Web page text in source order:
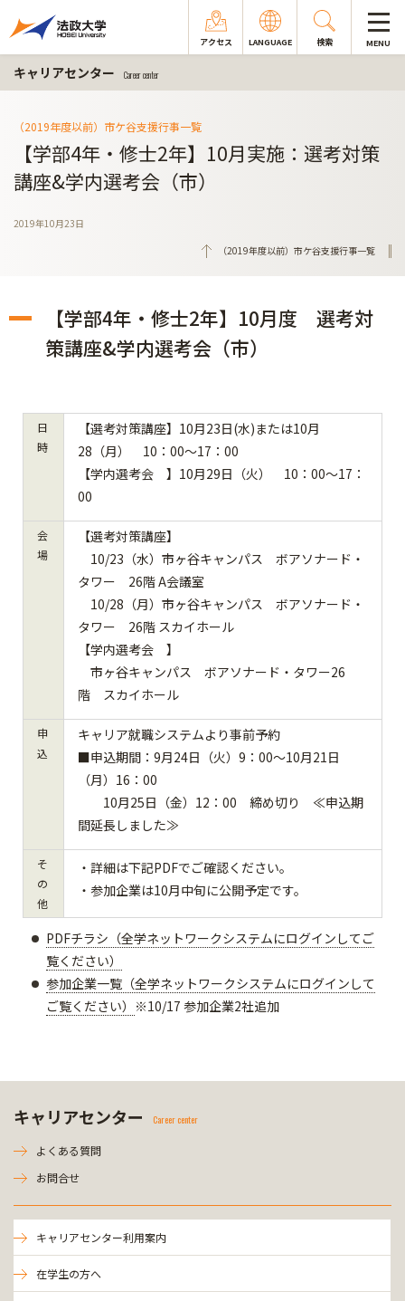
アクセス LANGUAGE 検索 MENU
キャリアセンター Career center
（2019年度以前）市ケ谷支援行事一覧
【学部4年・修士2年】10月実施：選考対策
講座&学内選考会（市）
2019年10月23日
（2019年度以前）市ケ谷支援行事一覧
【学部4年・修士2年】10月度 選考対
策講座&学内選考会（市）
日
時
【選考対策講座】10月23日(水)または10月
28（月） 10：00～17：00
【学内選考会 】10月29日（火） 10：00～17：
00
会
場
【選考対策講座】
10/23（水）市ヶ谷キャンパス ボアソナード・
タワー 26階 A会議室
10/28（月）市ヶ谷キャンパス ボアソナード・
タワー 26階 スカイホール
【学内選考会 】
市ヶ谷キャンパス ボアソナード・タワー26
階 スカイホール
申
込
キャリア就職システムより事前予約
■申込期間： 9月24日（火）9：00～10月21日
（月）16：00
10月25日（金）12：00 締め切り ≪申込期
間延長しました≫
そ
の
他
・詳細は下記PDFでご確認ください。
・参加企業は10月中旬に公開予定です。
PDFチラシ（全学ネットワークシステムにログインしてご
覧ください）
参加企業一覧（全学ネットワークシステムにログインして
ご覧ください） ※10/17 参加企業2社追加
キャリアセンター Career center
よくある質問
お問合せ
キャリアセンター利用案内
在学生の方へ